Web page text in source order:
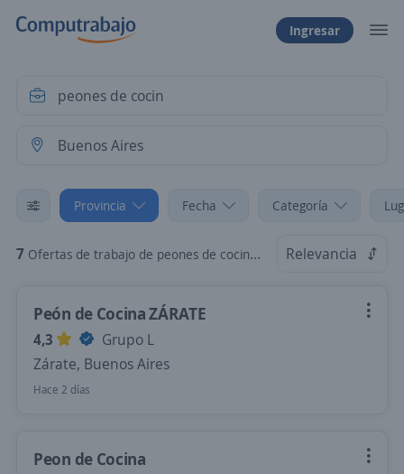
Ingresar
Provincia Fecha Categoría
7 Ofertas de trabajo de peones de cocin en Buenos Aires Relevancia
Peón de Cocina ZÁRATE
4,3
Grupo L
Zárate, Buenos Aires
Hace 2 días
Peon de Cocina